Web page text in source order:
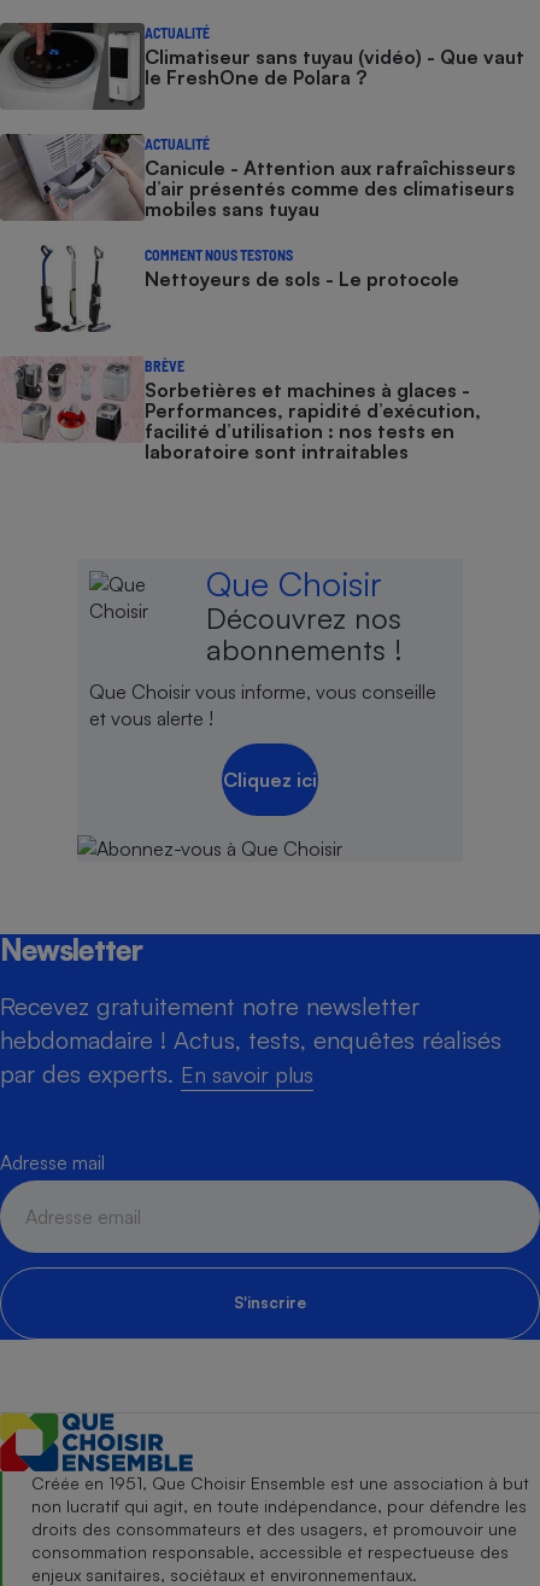
ACTUALITÉ
Climatiseur sans tuyau (vidéo) - Que vaut
le FreshOne de Polara ?
ACTUALITÉ
Canicule - Attention aux rafraîchisseurs
d’air présentés comme des climatiseurs
mobiles sans tuyau
COMMENT NOUS TESTONS
Nettoyeurs de sols - Le protocole
BRÈVE
Sorbetières et machines à glaces​​​​​​ -
Performances, rapidité d’exécution,
facilité d’utilisation : nos tests en
laboratoire sont intraitables
Que Choisir
Découvrez nos
abonnements !
Que Choisir vous informe, vous conseille
et vous alerte !
Cliquez ici
Newsletter
Recevez gratuitement notre newsletter
hebdomadaire ! Actus, tests, enquêtes réalisés
par des experts. En savoir plus
Adresse mail
S'inscrire
Créée en 1951, Que Choisir Ensemble est une association à but
non lucratif qui agit, en toute indépendance, pour défendre les
droits des consommateurs et des usagers, et promouvoir une
consommation responsable, accessible et respectueuse des
enjeux sanitaires, sociétaux et environnementaux.